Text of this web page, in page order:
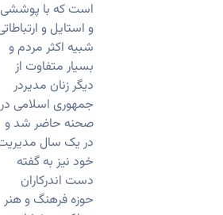
است که با پوششی
و استایل و ارتباطاتی
شبیه اکثر مردم و
بسیار متفاوت از
دیگر زنان مدیردر
جمهوری اسلامی در
صحنه حاضر شد و
در یک سال مدیریت
خود نیز به گفته
دست اندرکاران
حوزه فرهنگ و هنر